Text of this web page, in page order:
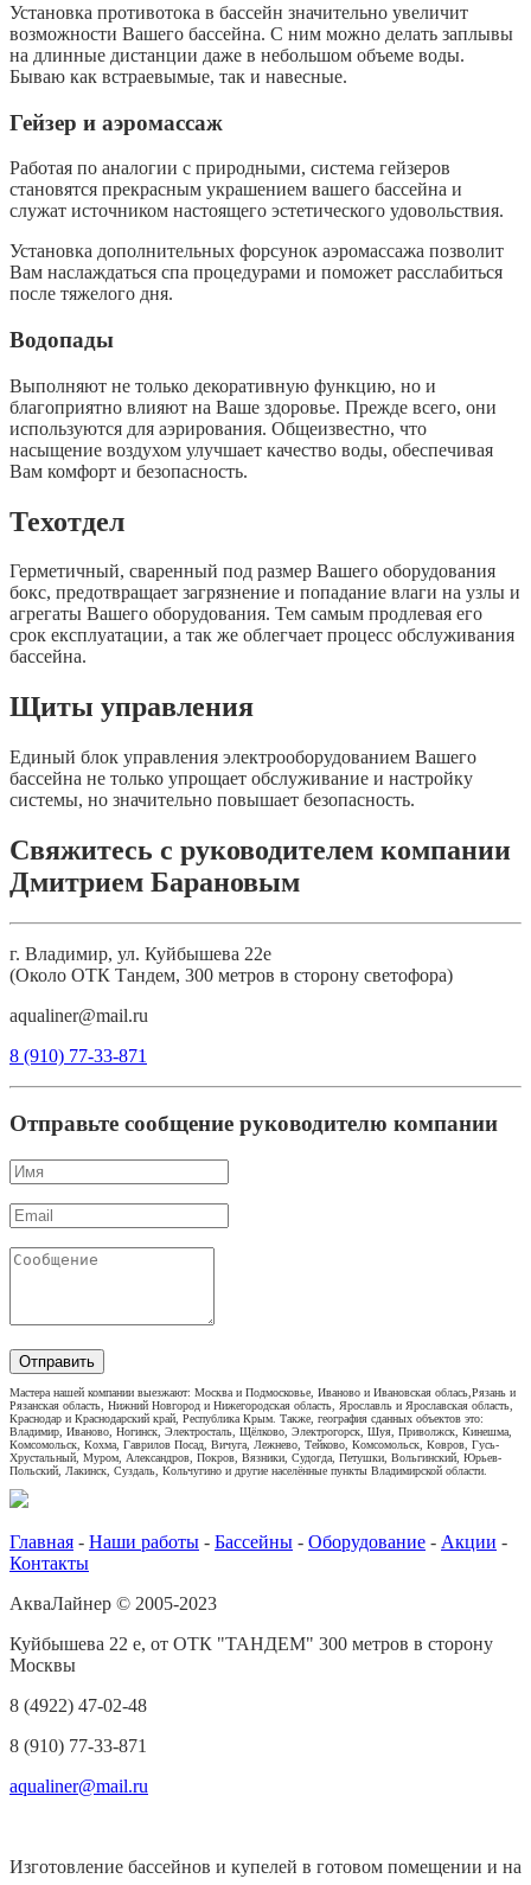
Установка противотока в бассейн значительно увеличит
возможности Вашего бассейна. С ним можно делать заплывы
на длинные дистанции даже в небольшом объеме воды.
Бываю как встраевымые, так и навесные.
Гейзер и аэромассаж
Работая по аналогии с природными, система гейзеров
становятся прекрасным украшением вашего бассейна и
служат источником настоящего эстетического удовольствия.
Установка дополнительных форсунок аэромассажа позволит
Вам наслаждаться спа процедурами и поможет расслабиться
после тяжелого дня.
Водопады
Выполняют не только декоративную функцию, но и
благоприятно влияют на Ваше здоровье. Прежде всего, они
используются для аэрирования. Общеизвестно, что
насыщение воздухом улучшает качество воды, обеспечивая
Вам комфорт и безопасность.
Техотдел
Герметичный, сваренный под размер Вашего оборудования
бокс, предотвращает загрязнение и попадание влаги на узлы и
агрегаты Вашего оборудования. Тем самым продлевая его
срок експлуатации, а так же облегчает процесс обслуживания
бассейна.
Щиты управления
Единый блок управления электрооборудованием Вашего
бассейна не только упрощает обслуживание и настройку
системы, но значительно повышает безопасность.
Свяжитесь с руководителем компании
Дмитрием Барановым
г. Владимир, ул. Куйбышева 22е
(Около ОТК Тандем, 300 метров в сторону светофора)
aqualiner@mail.ru
8 (910) 77-33-871
Отправьте сообщение руководителю компании
Отправить
Мастера нашей компании выезжают: Москва и Подмосковье, Иваново и Ивановская облась,Рязань и
Рязанская область, Нижний Новгород и Нижегородская область, Ярославль и Ярославская область,
Краснодар и Краснодарский край, Республика Крым. Также, география сданных объектов это:
Владимир, Иваново, Ногинск, Электросталь, Щёлково, Электрогорск, Шуя, Приволжск, Кинешма,
Комсомольск, Кохма, Гаврилов Посад, Вичуга, Лежнево, Тейково, Комсомольск, Ковров, Гусь-
Хрустальный, Муром, Александров, Покров, Вязники, Судогда, Петушки, Вольгинский, Юрьев-
Польский, Лакинск, Суздаль, Кольчугино и другие населённые пункты Владимирской области.
Главная - Наши работы - Бассейны - Оборудование - Акции -
Контакты
АкваЛайнер © 2005-2023
Куйбышева 22 е, от ОТК "ТАНДЕМ" 300 метров в сторону
Москвы
8 (4922) 47-02-48
8 (910) 77-33-871
aqualiner@mail.ru
Изготовление бассейнов и купелей в готовом помещении и на